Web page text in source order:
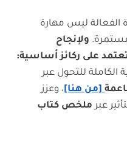
الفعالة ليس مهارة
مستمرة. ولإنجاح
على ركائز أساسية:
للتحول عبر
[من هنا] ، وعزز
عبر ملخص كتاب